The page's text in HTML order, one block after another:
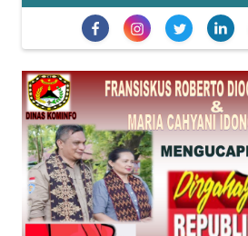
INFO
TENTANG
KAMI
PEDOMAN
MEDIA
SIBER
REDAKSI